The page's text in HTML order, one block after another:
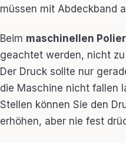
müssen mit Abdeckband
Beim maschinellen
geachtet werden, nicht
Der Druck sollte nur
die Maschine nicht fallen
Stellen können Sie den
erhöhen, aber nie fest